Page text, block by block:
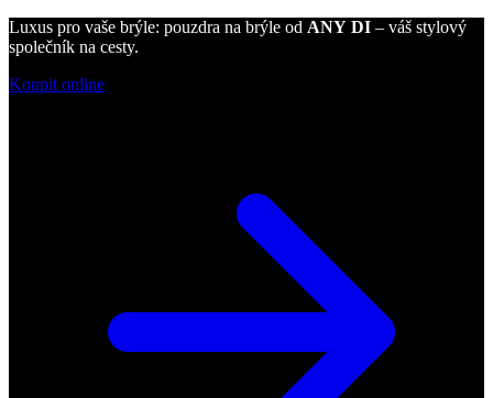
Luxus pro vaše brýle: pouzdra na brýle od ANY DI – váš stylový
společník na cesty.
Koupit online